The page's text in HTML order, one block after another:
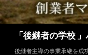
「後継者の学校
後継者主導の事業承継を成